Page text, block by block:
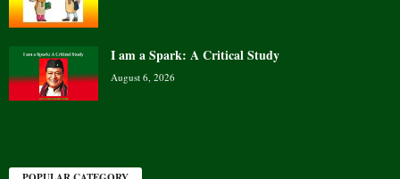
I am a Spark: A Critical Study
August 6, 2026